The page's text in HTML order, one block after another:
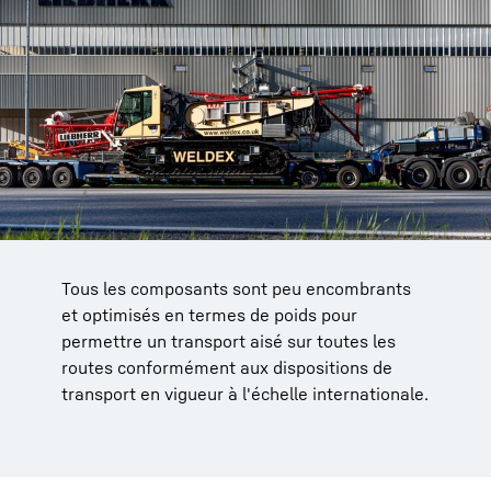
Tous les composants sont peu encombrants
et optimisés en termes de poids pour
permettre un transport aisé sur toutes les
routes conformément aux dispositions de
transport en vigueur à l'échelle internationale.